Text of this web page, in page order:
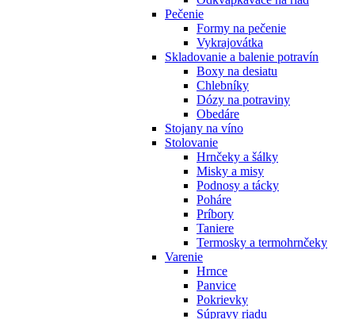
Pečenie
Formy na pečenie
Vykrajovátka
Skladovanie a balenie potravín
Boxy na desiatu
Chlebníky
Dózy na potraviny
Obedáre
Stojany na víno
Stolovanie
Hrnčeky a šálky
Misky a misy
Podnosy a tácky
Poháre
Príbory
Taniere
Termosky a termohrnčeky
Varenie
Hrnce
Panvice
Pokrievky
Súpravy riadu